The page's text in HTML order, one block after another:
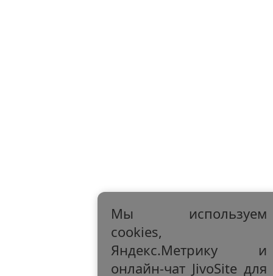
Мы используем
cookies,
Яндекс.Метрику и
онлайн-чат JivoSite для